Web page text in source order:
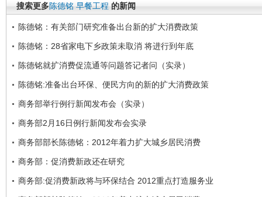
搜索更多陈德铭 早餐工程 的新闻
陈德铭：有关部门研究准备出台新的扩大消费政策
陈德铭：28省家电下乡政策未取消 将进行到年底
陈德铭就扩消费促流通等问题答记者问（实录）
陈德铭:准备出台环保、便民方向的新的扩大消费政策
商务部举行例行新闻发布会（实录）
商务部2月16日例行新闻发布会实录
商务部部长陈德铭：2012年着力扩大城乡居民消费
商务部：促消费新政还在研究
商务部:促消费新政将与环保结合 2012重点打造服务业